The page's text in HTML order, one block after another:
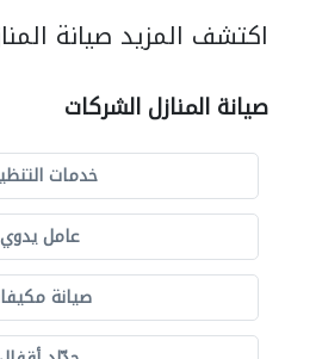
اكتشف المزيد صيانة
صيانة المنازل الشركات
خدمات
عامل يدوي
صيانة